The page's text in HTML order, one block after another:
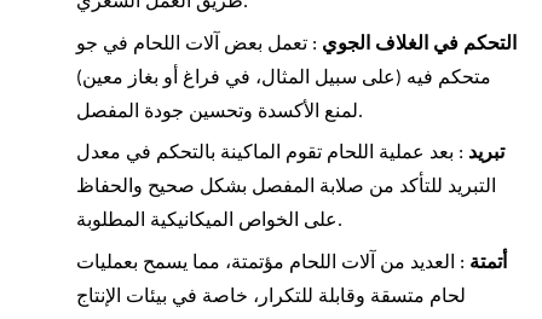
التحكم في الغلاف الجوي : تعمل بعض آلات اللحام في جو
متحكم فيه (على سبيل المثال، في فراغ أو بغاز معين)
لمنع الأكسدة وتحسين جودة المفصل.
تبريد : بعد عملية اللحام تقوم الماكينة بالتحكم في معدل
التبريد للتأكد من صلابة المفصل بشكل صحيح والحفاظ
على الخواص الميكانيكية المطلوبة.
أتمتة : العديد من آلات اللحام مؤتمتة، مما يسمح بعمليات
لحام متسقة وقابلة للتكرار، خاصة في بيئات الإنتاج